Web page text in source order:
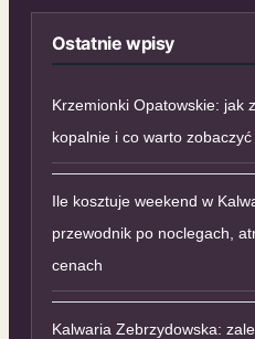
Ostatnie wpisy
Krzemionki Opatowskie: jak
kopalnie i co warto
Ile kosztuje weekend w
przewodnik po noclegach,
cenach
Kalwaria Zebrzydowska: